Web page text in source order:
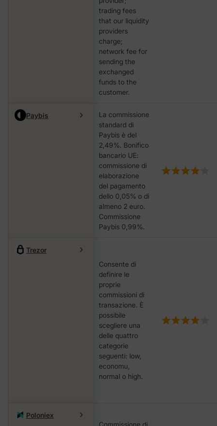
trading fees
that our liquidity
providers
charge;
network fee for
sending the
exchanged
funds to the
customer.
Paybis
La commissione
standard di
Paybis è del
2,49%. Bonifico
bancario UE:
commissione di
elaborazione
del pagamento
dello 0,05% o di
almeno 2 euro.
Commissione
Paybis 0,99%.
Trezor
Consente di
definire le
proprie
commissioni di
transazione. È
possibile
scegliere una
delle quattro
categorie
seguenti: low,
economu,
nоrmаl o hіgh.
Poloniex
Commissione di